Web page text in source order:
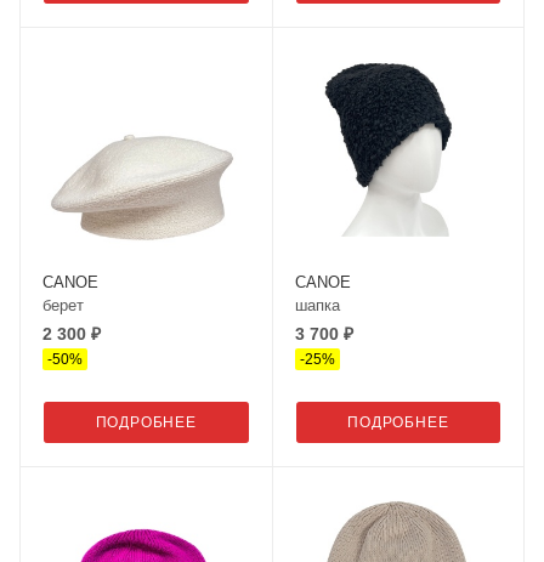
CANOE
берет
2 300 ₽
-50%
ПОДРОБНЕЕ
CANOE
шапка
3 700 ₽
-25%
ПОДРОБНЕЕ